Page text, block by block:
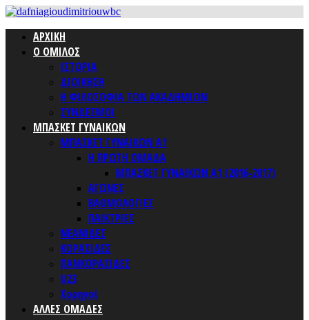
ΑΡΧΙΚΗ
Ο ΟΜΙΛΟΣ
ΙΣΤΟΡΙΑ
ΔΙΟΙΚΗΣΗ
Η ΦΙΛΟΣΟΦΙΑ ΤΩΝ ΑΚΑΔΗΜΙΩΝ
ΣΥΝΔΕΣΜΟΙ
ΜΠΑΣΚΕΤ ΓΥΝΑΙΚΩΝ
ΜΠΑΣΚΕΤ ΓΥΝΑΙΚΩΝ Α1
Η ΠΡΩΤΗ ΟΜΑΔΑ
ΜΠΑΣΚΕΤ ΓΥΝΑΙΚΩΝ Α1 (2016-2017)
ΑΓΩΝΕΣ
ΒΑΘΜΟΛΟΓΙΕΣ
ΠΑΙΚΤΡΙΕΣ
ΝΕΑΝΙΔΕΣ
ΚΟΡΑΣΙΔΕΣ
ΠΑΝΚΟΡΑΣΙΔΕΣ
U23
Χορηγοί
ΑΛΛΕΣ ΟΜΑΔΕΣ